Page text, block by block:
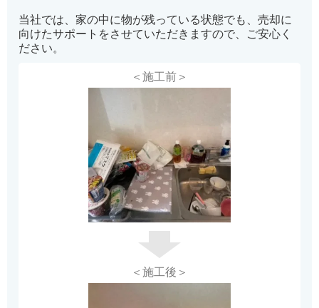
当社では、家の中に物が残っている状態でも、売却に
向けたサポートをさせていただきますので、ご安心く
ださい。
＜施工前＞
＜施工後＞